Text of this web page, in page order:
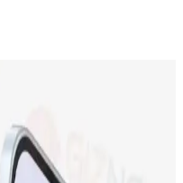
fiyat farkı, teknik
maliyetleri ve Apple'ın
detayları inceleniyor.